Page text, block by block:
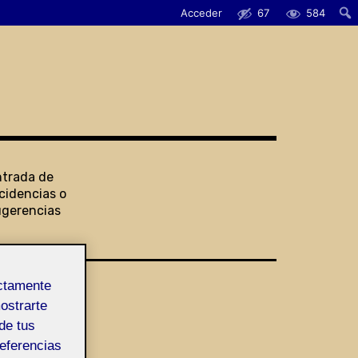
de
o
Acceder 67 584
tus